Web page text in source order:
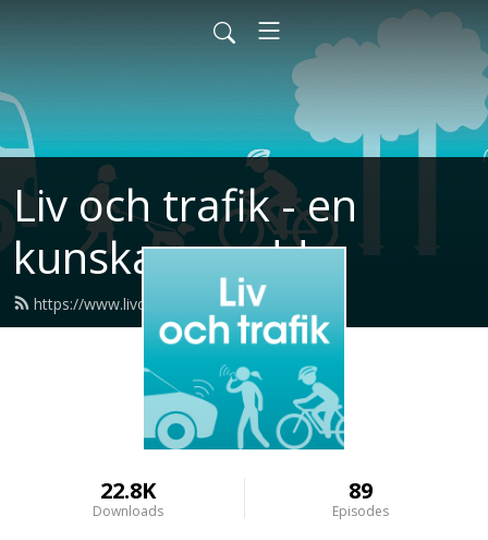
Liv och trafik - en
kunskapspodd
https://www.livochtrafikpodden.se/feed.xml
22.8K
Downloads
89
Episodes